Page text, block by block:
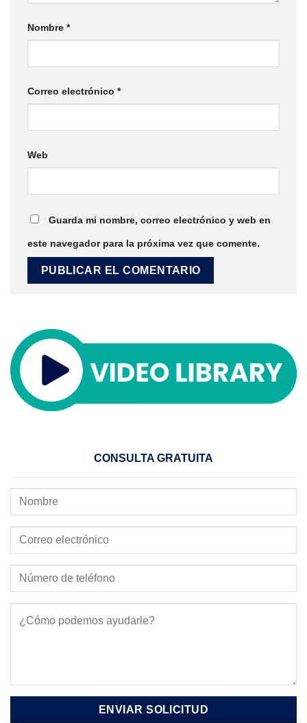
Nombre *
Correo electrónico *
Web
Guarda mi nombre, correo electrónico y web en
este navegador para la próxima vez que comente.
CONSULTA GRATUITA